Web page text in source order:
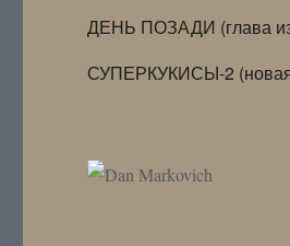
ДЕНЬ ПОЗАДИ (глава
СУПЕРКУКИСЫ-2 (новая